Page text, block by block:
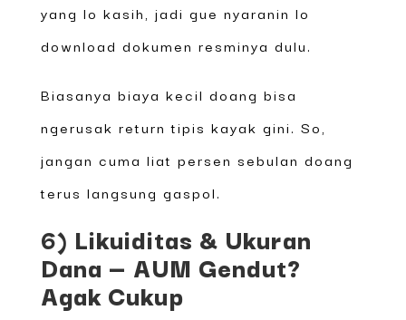
yang lo kasih, jadi gue nyaranin lo
download dokumen resminya dulu.
Biasanya biaya kecil doang bisa
ngerusak return tipis kayak gini. So,
jangan cuma liat persen sebulan doang
terus langsung gaspol.
6) Likuiditas & Ukuran
Dana — AUM Gendut?
Agak Cukup